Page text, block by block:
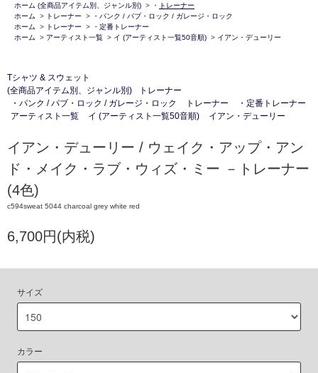
ホーム (全商品アイテム別、ジャンル別) > ・
トレーナー
ホーム
> トレーナー >
・パンク / パブ・ロック / ガレージ・ロック
ホーム
> トレーナー >
・定番トレーナー
ホーム
> アーティスト一覧 > イ (アーティスト一覧50音順) > イアン・デューリー
Tシャツ & スウェット
(全商品アイテム別、ジャンル別)
トレーナー
・パンク / パブ・ロック / ガレージ・ロック
トレーナー
・定番トレーナー
アーティスト一覧
イ (アーティスト一覧50音順) イアン・デューリー
イアン・デューリー / ウェイク・アップ・アン
ド・メイク・ラブ・ウィズ・ミー －トレーナー
(4色)
c594sweat 5044 charcoal grey white red
6,700円(内税)
サイズ
カラー